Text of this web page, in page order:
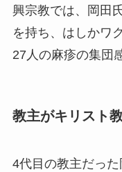
興宗教では、岡田
を持ち、はしかワ
27人の麻疹の集団
教主がキリスト
4代目の教主だっ